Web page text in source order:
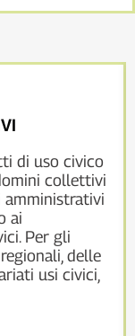
di uso civico
collettivi
amministrativi
ai
Per gli
delle
usi civici,